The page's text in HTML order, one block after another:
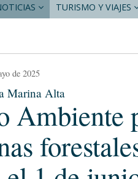
TURISMO Y VIAJES
de 2025
Marina Alta
Ambiente